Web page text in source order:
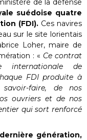
suédoise quatre
(FDI). Ces navires
sur le site lorientais
Loher, maire de
: « Ce contrat
internationale de
FDI produite à
faire, de nos
ouvriers et de nos
qui sort renforcé
génération,